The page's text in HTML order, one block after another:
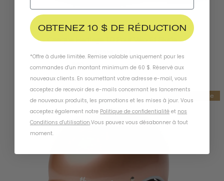
Casque Heritage 1.0 Pour Vélo Et Skate
860 couronnes suédoises
Vente finale
OBTENEZ 10 $ DE RÉDUCTION
*Offre à durée limitée. Remise valable uniquement pour les
commandes d'un montant minimum de 60 $. Réservé aux
nouveaux clients. En soumettant votre adresse e-mail, vous
acceptez de recevoir des e-mails concernant les lancements
de nouveaux produits, les promotions et les mises à jour. Vous
acceptez également notre Politique de confidentialité et nos
Conditions d'utilisation.Vous pouvez vous désabonner à tout
moment.